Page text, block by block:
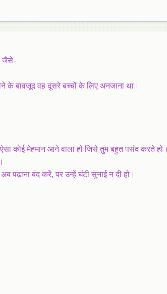
जैसे-
के बावजूद वह दूसरे बच्चों के लिए अनजाना था।
कोई मेहमान आने वाला हो जिसे तुम बहुत पसंद करते हो।
पढ़ाना बंद करें, पर उन्हें घंटी सुनाई न दी हो।